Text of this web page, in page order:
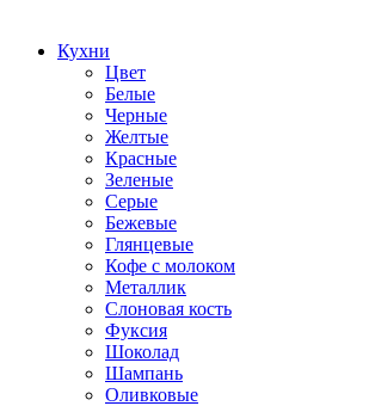
Кухни
Цвет
Белые
Черные
Желтые
Красные
Зеленые
Серые
Бежевые
Глянцевые
Кофе с молоком
Металлик
Слоновая кость
Фуксия
Шоколад
Шампань
Оливковые